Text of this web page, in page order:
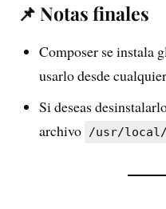
📌 Notas finales
Composer se instala
usarlo desde
Si deseas
archivo /usr/local/